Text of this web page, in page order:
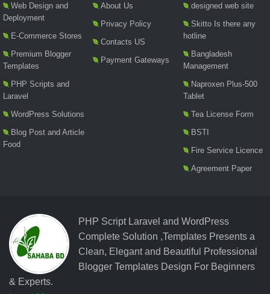
Web Design and
Deployment
E-Commerce Stores
Premium Blogger
Templates
PHP Scripts and
Laravel
WordPress Solutions
Blog Post and Article
Food
About Us
Privacy Policy
Contacts US
Payment Gateways
designed web site
Skitto Is there any
hotline
Bangladesh
Management
Naproxen Plus-500
Tablet
Tea License Form
BSTI
Fire Service Licence
Agreement Paper
PHP Script Laravel and WordPress
Complete Solution ,Templates Presents a
Clean, Elegant and Beautiful Professional
Blogger Templates Design For Beginners
& Experts.